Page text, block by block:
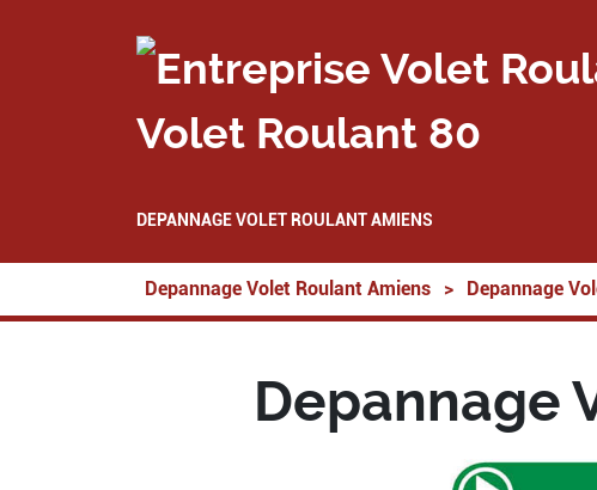
Volet Roulant 80
DEPANNAGE VOLET ROULANT AMIENS
Depannage Volet Roulant Amiens > Depannage
Depannage